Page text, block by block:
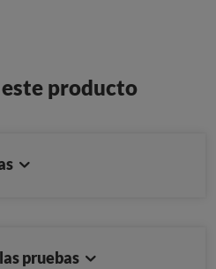
producto
pruebas